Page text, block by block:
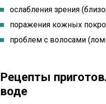
ослабления зрения
поражения кожных
проблем с волосами
Рецепты
воде